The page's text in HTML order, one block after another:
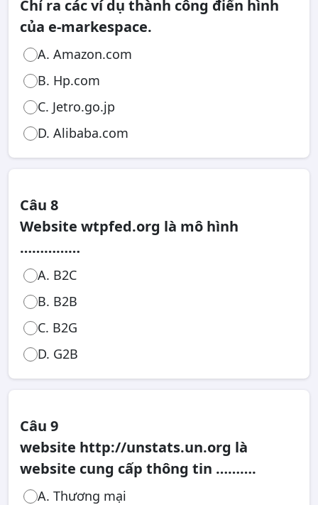
Chỉ ra các ví dụ thành công điển hình
của e-markespace.
A. Amazon.com
B. Hp.com
C. Jetro.go.jp
D. Alibaba.com
Câu 8
Website wtpfed.org là mô hình
……………
A. B2C
B. B2B
C. B2G
D. G2B
Câu 9
website http://unstats.un.org là
website cung cấp thông tin ……….
A. Thương mại